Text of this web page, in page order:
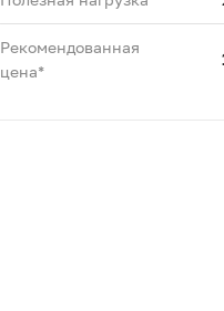
Рекомендованная
цена*